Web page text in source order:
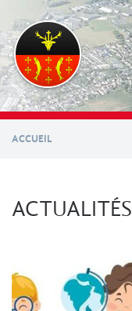
contenu
principal
ACCUEIL
ACTUALITÉS